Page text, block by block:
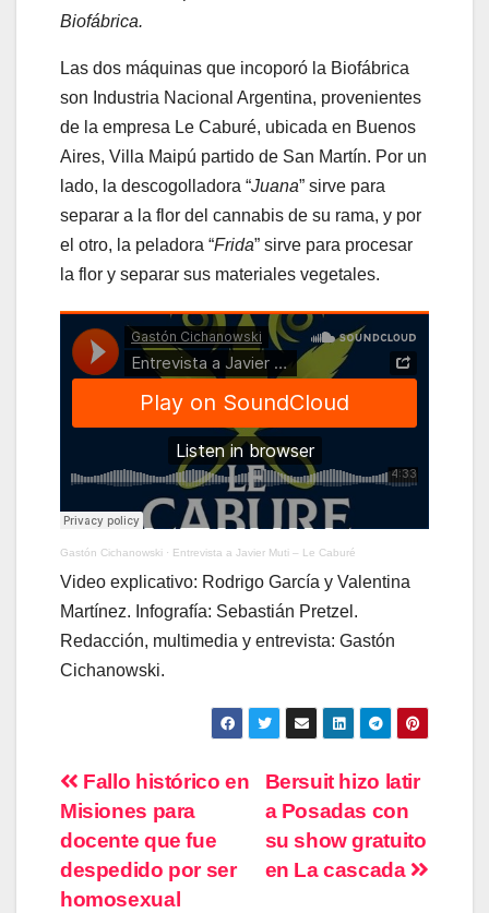
Biofábrica.
Las dos máquinas que incoporó la Biofábrica
son Industria Nacional Argentina, provenientes
de la empresa Le Caburé, ubicada en Buenos
Aires, Villa Maipú partido de San Martín. Por un
lado, la descogolladora “Juana” sirve para
separar a la flor del cannabis de su rama, y por
el otro, la peladora “Frida” sirve para procesar
la flor y separar sus materiales vegetales.
Gastón Cichanowski · Entrevista a Javier Muti – Le Caburé
Video explicativo: Rodrigo García y Valentina
Martínez. Infografía: Sebastián Pretzel.
Redacción, multimedia y entrevista: Gastón
Cichanowski.
Navegación
de
entradas
Bersuit hizo latir
a Posadas con
su show gratuito
en La cascada
Fallo histórico en
Misiones para
docente que fue
despedido por ser
homosexual